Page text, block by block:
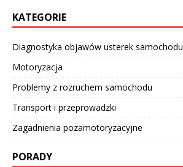
KATEGORIE
Diagnostyka objawów usterek samochodu
Motoryzacja
Problemy z rozruchem samochodu
Transport i przeprowadzki
Zagadnienia pozamotoryzacyjne
PORADY